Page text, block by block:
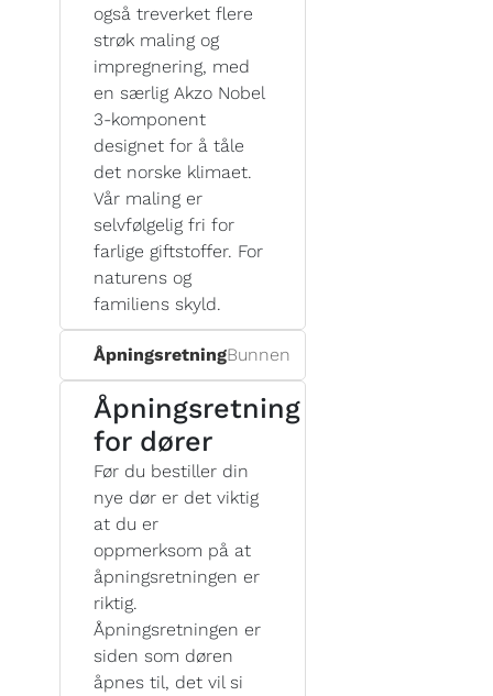
også treverket flere
strøk maling og
impregnering, med
en særlig Akzo Nobel
3-komponent
designet for å tåle
det norske klimaet.
Vår maling er
selvfølgelig fri for
farlige giftstoffer. For
naturens og
familiens skyld.
ÅpningsretningBunnen
Åpningsretning
for dører
Før du bestiller din
nye dør er det viktig
at du er
oppmerksom på at
åpningsretningen er
riktig.
Åpningsretningen er
siden som døren
åpnes til, det vil si